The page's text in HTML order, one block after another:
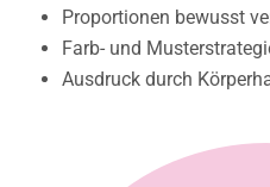
Proportionen bewusst
Farb- und
Ausdruck durch